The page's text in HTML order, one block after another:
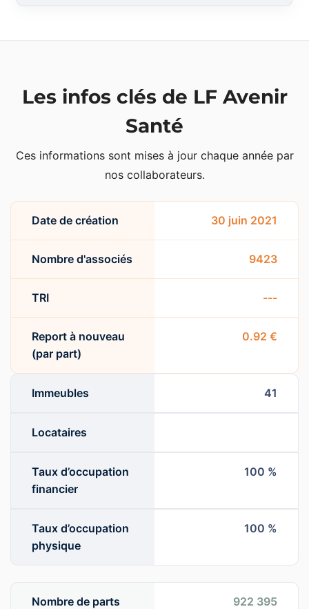
Les infos clés de LF Avenir
Santé
Ces informations sont mises à jour chaque année par
nos collaborateurs.
Date de création 30 juin 2021
Nombre d'associés 9423
TRI ---
Report à nouveau
(par part)
0.92 €
Immeubles 41
Locataires
Taux d’occupation
financier
100 %
Taux d’occupation
physique
100 %
Nombre de parts 922 395